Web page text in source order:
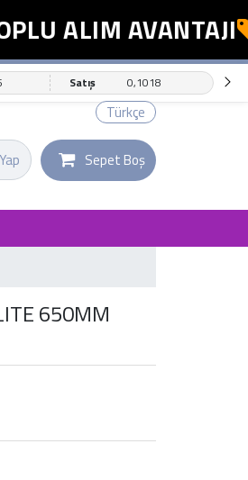
ALIM AVANTAJI
Satış 0,1018
Türkçe
Sepet Boş
650MM